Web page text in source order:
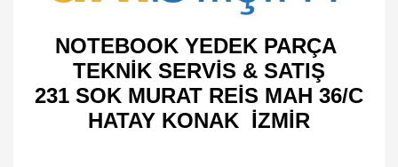
NOTEBOOK YEDEK PARÇA
TEKNİK SERVİS & SATIŞ
231 SOK MURAT REİS MAH 36/C
HATAY KONAK İZMİR